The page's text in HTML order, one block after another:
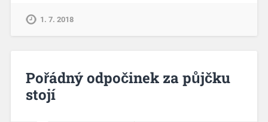
1. 7. 2018
Pořádný odpočinek za půjčku
stojí